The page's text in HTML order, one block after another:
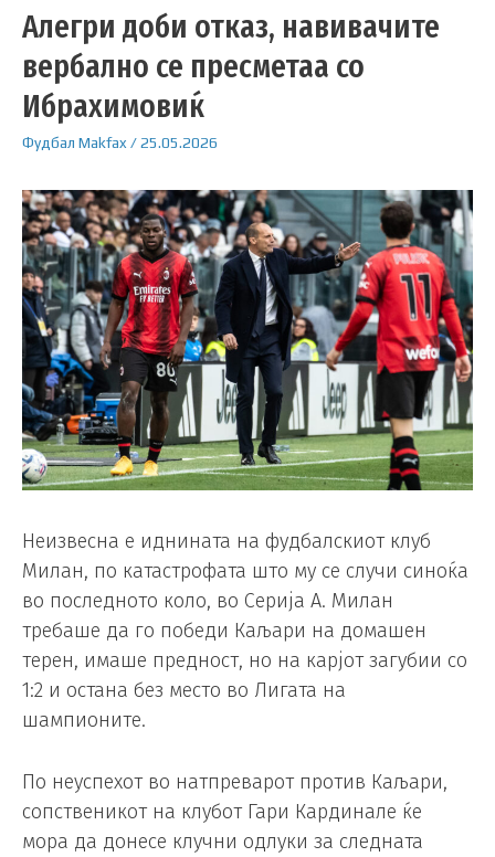
Алегри доби отказ, навивачите
вербално се пресметаа со
Ибрахимовиќ
Фудбал Makfax /25.05.2026
Неизвесна е иднината на фудбалскиот клуб
Милан, по катастрофата што му се случи синоќа
во последното коло, во Серија А. Милан
требаше да го победи Каљари на домашен
терен, имаше предност, но на карјот загубии со
1:2 и остана без место во Лигата на
шампионите.
По неуспехот во натпреварот против Каљари,
сопственикот на клубот Гари Кардинале ќе
мора да донесе клучни одлуки за следната